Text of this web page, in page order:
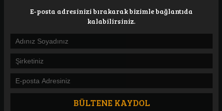
E-posta adresinizi bırakarak bizimle bağlantıda
kalabilirsiniz.